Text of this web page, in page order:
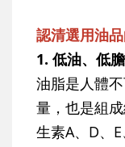
認清選用油
1. 低油、低
油脂是人體
量，也是組
生素A、D、